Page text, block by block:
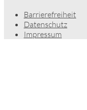
Barrierefreiheit
Datenschutz
Impressum